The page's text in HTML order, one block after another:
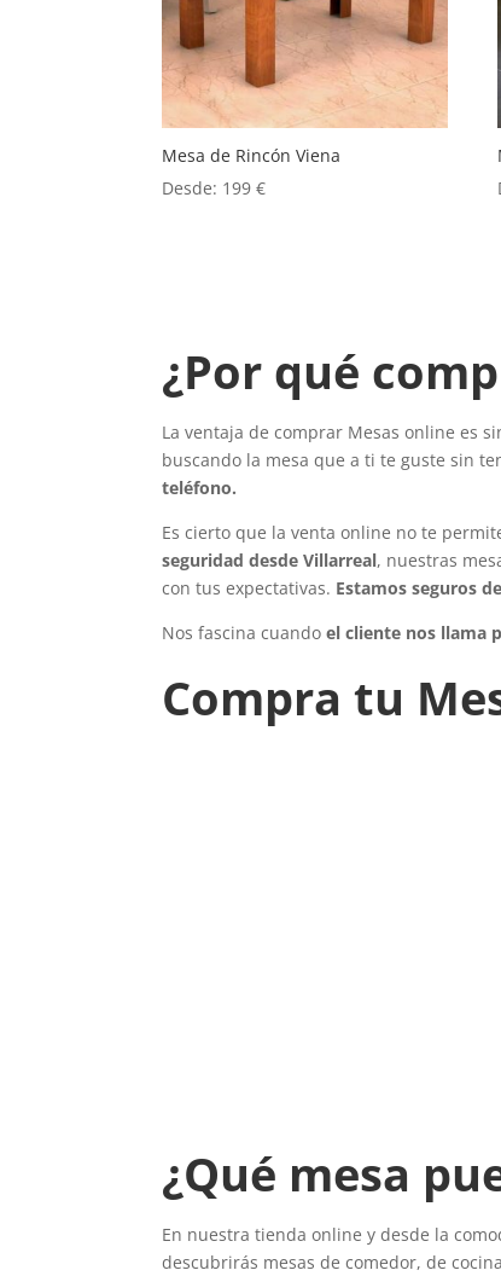
Mesa de Rincón Viena
Desde: 199€
¿Por qué
La ventaja de comprar Mesas online es
buscando la mesa que a ti te guste sin
teléfono.
Es cierto que la venta online no te
seguridad desde Villarreal, nuestras
con tus expectativas. Estamos seguros
Nos fascina cuandoel cliente nos llama
Compra tu
¿Qué mesa
En nuestra tienda online y desde la
descubrirás mesas de comedor, de